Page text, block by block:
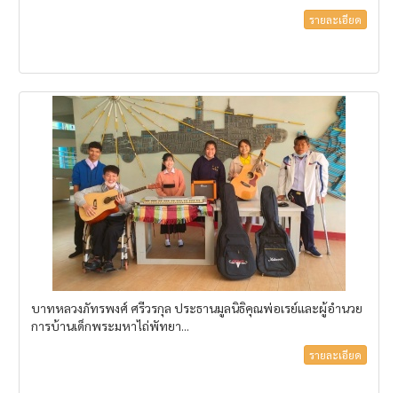
รายละเอียด
บาทหลวงภัทรพงศ์ ศรีวรกุล ประธานมูลนิธิคุณพ่อเรย์และผู้อำนวย
การบ้านเด็กพระมหาไถ่พัทยา...
รายละเอียด